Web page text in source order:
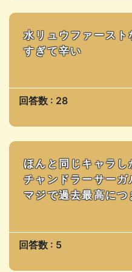
水リュウファース
すぎて辛い
回答数 : 28
ほんと同じキャラし
チャンドラーサーガ
マジで過去最高に
回答数 : 5